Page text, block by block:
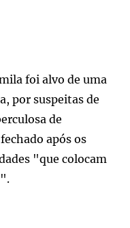
foi alvo de uma
por suspeitas de
de
após os
"que colocam